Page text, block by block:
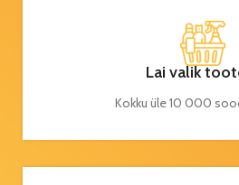
Lai valik
Kokku üle 10 000